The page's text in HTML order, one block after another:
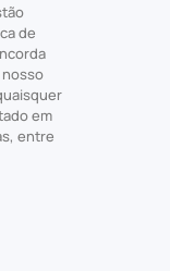
de
em
entre